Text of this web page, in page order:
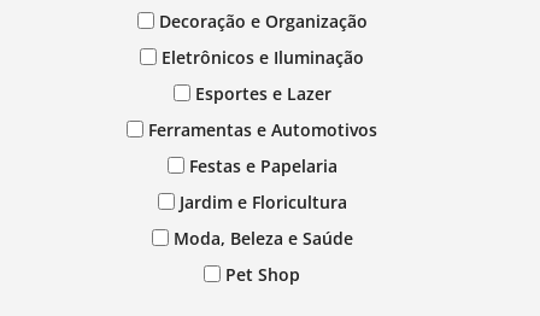
Decoração e Organização
Eletrônicos e Iluminação
Esportes e Lazer
Ferramentas e Automotivos
Festas e Papelaria
Jardim e Floricultura
Moda, Beleza e Saúde
Pet Shop